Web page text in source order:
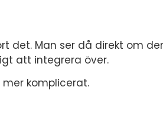
Man ser då direkt om
att integrera över.
komplicerat.